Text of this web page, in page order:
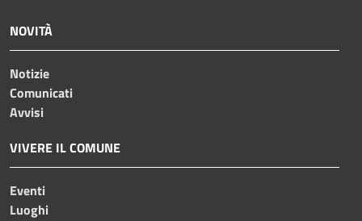
NOVITÀ
Notizie
Comunicati
Avvisi
VIVERE IL COMUNE
Eventi
Luoghi